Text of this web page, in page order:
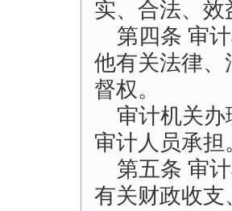
实、合法、
第四条 审计
他有关法律、
督权。
审计机关办
审计人员承担
第五条 审计
有关财政收支